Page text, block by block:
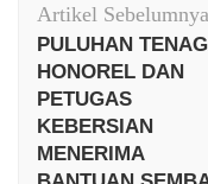
Artikel
Artikel Sebelumnya
PULUHAN
HONOREL DAN
PETUGAS
KEBERSIAN
MENERIMA